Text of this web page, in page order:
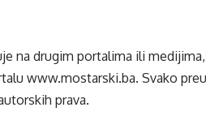
na drugim portalima ili
www.mostarski.ba. Svako
prava.